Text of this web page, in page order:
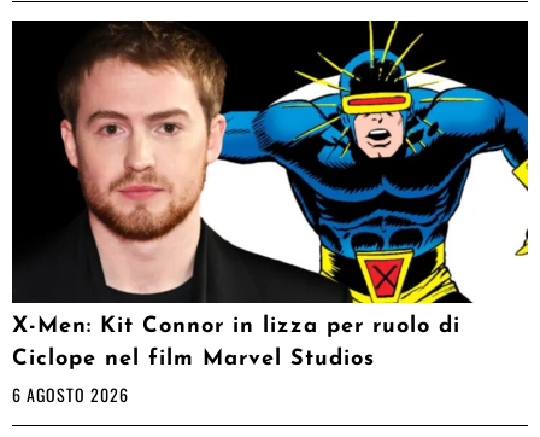
X-Men: Kit Connor in lizza per ruolo di
Ciclope nel film Marvel Studios
6 AGOSTO 2026